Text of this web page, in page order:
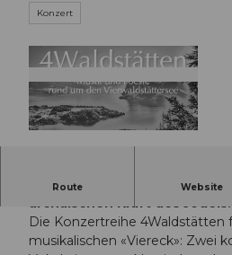
Konzert
Route Website
Klassischer Liedgesang
archaischen Kraft des Jodels.
Die Konzertreihe 4Waldstätten
musikalischen «Viereck»: Zwei